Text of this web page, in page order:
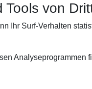
Tools von
Ihr Surf-Verhalten
Analyseprogrammen